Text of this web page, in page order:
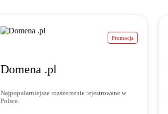
Promocja
Domena .pl
Najpopularniejsze rozszerzenie rejestrowane w
Polsce.